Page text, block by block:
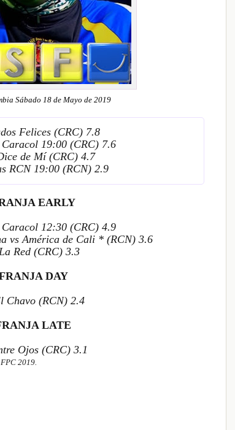
Sábado 18 de Mayo de 2019
Felices (CRC) 7.8
19:00 (CRC) 7.6
de Mí (CRC) 4.7
RCN 19:00 (RCN) 2.9
EARLY
12:30 (CRC) 4.9
vs América de Cali * (RCN) 3.6
Red (CRC) 3.3
DAY
Chavo (RCN) 2.4
LATE
Ojos (CRC) 3.1
2019.